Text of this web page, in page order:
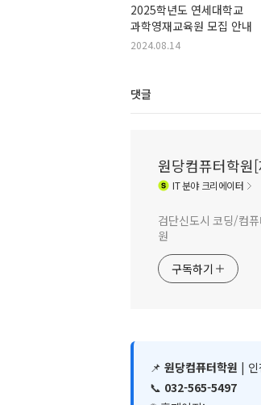
2025학년도 연세대학교
과학영재교육원 모집 안내
2024.08.14
댓글
원당컴퓨터학원
IT분야 크리에이터
검단신도시 코딩/컴
원
구독하기
📌 원당컴퓨터학원 | 인
📞 032-565-5497